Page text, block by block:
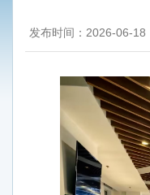
发布时间：2026-06-18